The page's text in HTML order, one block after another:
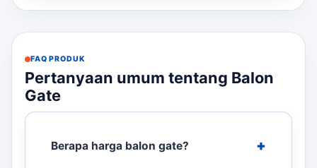
FAQ PRODUK
Pertanyaan umum tentang Balon
Gate
Berapa harga balon gate?